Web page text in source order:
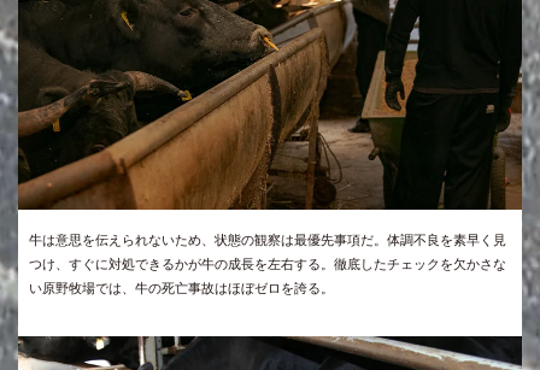
牛は意思を伝えられないため、状態の観察は最優先事項だ。体調不良を素早く見
つけ、すぐに対処できるかが牛の成長を左右する。徹底したチェックを欠かさな
い原野牧場では、牛の死亡事故はほぼゼロを誇る。